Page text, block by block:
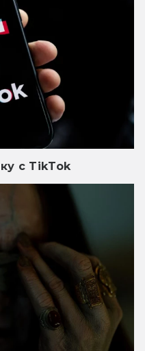
с TikTok